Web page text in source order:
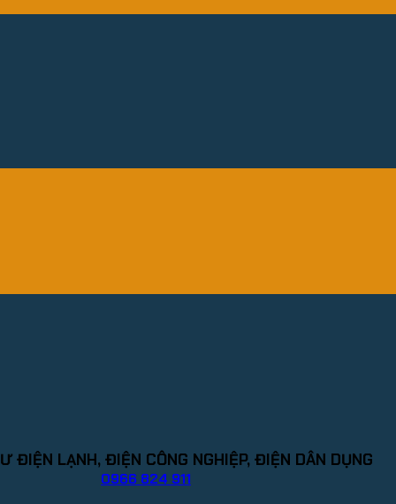
ĐIỆN LẠNH, ĐIỆN CÔNG NGHIỆP, ĐIỆN DÂN DỤNG
0966 824 911